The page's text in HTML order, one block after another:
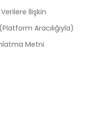
İlişkin
Aracılığıyla)
Metni